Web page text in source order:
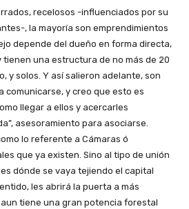
recelosos -influenciados por su
, la mayoría son emprendimientos
depende del dueño en forma directa,
tienen una estructura de no más de 20
y solos. Y así salieron adelante, son
comunicarse, y creo que esto es
llegar a ellos y acercarles
asesoramiento para asociarse.
lo referente a Cámaras ó
que ya existen. Sino al tipo de unión
dónde se vaya tejiendo el capital
les abrirá la puerta a más
tiene una gran potencia forestal